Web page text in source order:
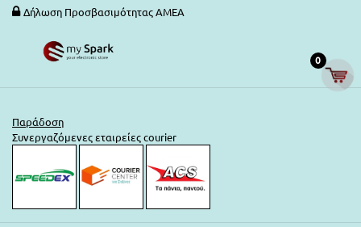
Δήλωση Προσβασιμότητας ΑΜΕΑ
Παράδοση
Συνεργαζόμενες εταιρείες courier
0